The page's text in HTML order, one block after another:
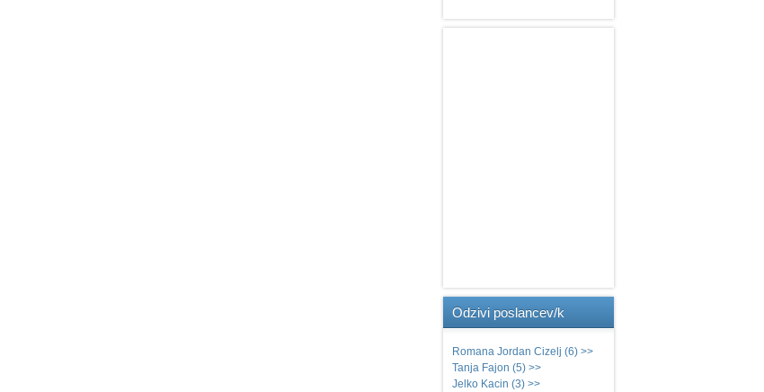
Odzivi poslancev/k
Romana Jordan Cizelj (6) >>
Tanja Fajon (5) >>
Jelko Kacin (3) >>